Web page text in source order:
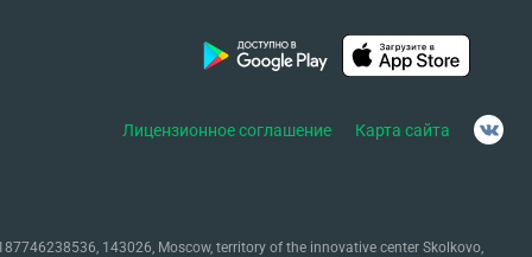
Лицензионное соглашение Карта сайта
143026, Moscow, territory of the innovative center Skolkovo,